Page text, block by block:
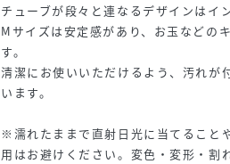
チューブが段々と連なるデザインはイ
Mサイズは安定感があり、お玉などの
す。
清潔にお使いいただけるよう、汚れが
います。
※濡れたままで直射日光に当てること
用はお避けください。変色・変形・割